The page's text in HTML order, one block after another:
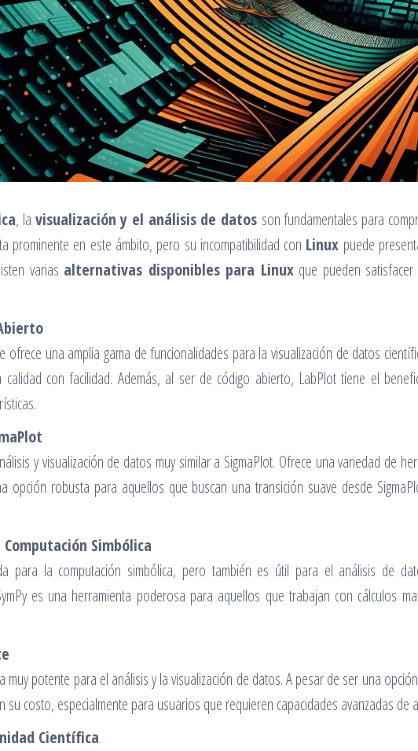
, la visualización y el análisis de datos son fundamentales para
prominente en este ámbito, pero su incompatibilidad con Linux puede
varias alternativas disponibles para Linuxque pueden satisfacer
una amplia gama de funcionalidades para la visualización de datos
con facilidad. Además, al ser de código abierto, LabPlot tiene el
y visualización de datos muy similar a SigmaPlot. Ofrece una variedad de
opción robusta para aquellos que buscan una transición suave desde
Simbólica
para la computación simbólica, pero también es útil para el análisis de
es una herramienta poderosa para aquellos que trabajan con cálculos
potente para el análisis y la visualización de datos. A pesar de ser una
costo, especialmente para usuarios que requieren capacidades avanzadas de
Científica